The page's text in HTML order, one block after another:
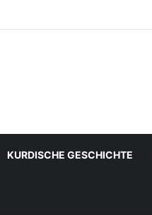
KURDISCHE GESCHICHTE